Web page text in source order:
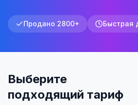
Продано 2800+ Быстрая
Выберите
подходящий тариф